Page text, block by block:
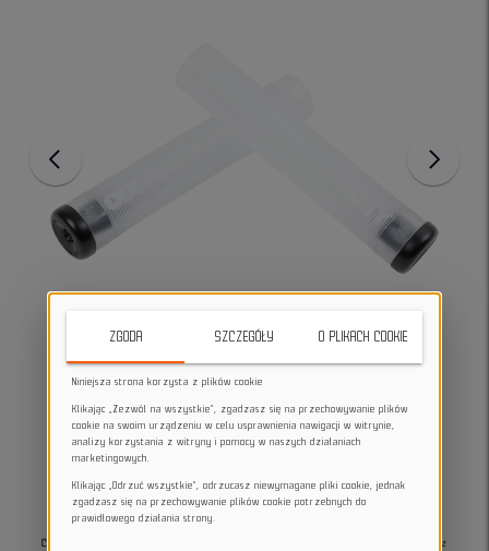
Chwyty BMX Broc Raiford Grip Clear
to signature model stworzony we współpracy z
ZGODA SZCZEGÓŁY O PLIKACH COOKIE
Niniejsza strona korzysta z plików cookie
Klikając „Zezwól na wszystkie”, zgadzasz się na przechowywanie plików
cookie na swoim urządzeniu w celu usprawnienia nawigacji w witrynie,
analizy korzystania z witryny i pomocy w naszych działaniach
marketingowych.
Klikając „Odrzuć wszystkie”, odrzucasz niewymagane pliki cookie, jednak
zgadzasz się na przechowywanie plików cookie potrzebnych do
prawidłowego działania strony.